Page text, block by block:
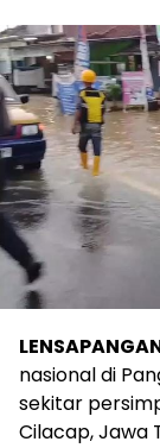
nasional di
sekitar
Cilacap, Jawa